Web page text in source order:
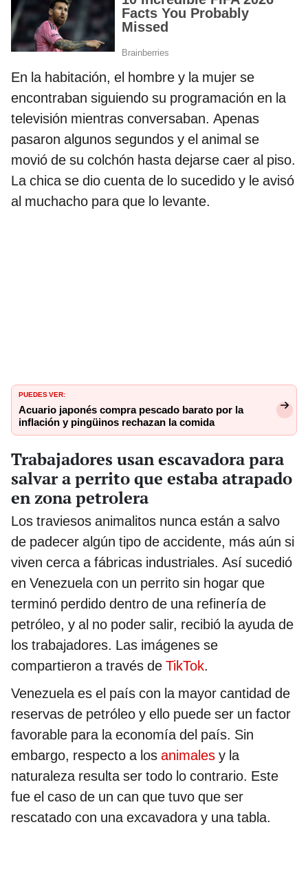
En la habitación, el hombre y la mujer se
encontraban siguiendo su programación en la
televisión mientras conversaban. Apenas
pasaron algunos segundos y el animal se
movió de su colchón hasta dejarse caer al piso.
La chica se dio cuenta de lo sucedido y le avisó
al muchacho para que lo levante.
PUEDES VER:
Acuario japonés compra pescado barato por la
inflación y pingüinos rechazan la comida
Trabajadores usan escavadora para
salvar a perrito que estaba atrapado
en zona petrolera
Los traviesos animalitos nunca están a salvo
de padecer algún tipo de accidente, más aún si
viven cerca a fábricas industriales. Así sucedió
en Venezuela con un perrito sin hogar que
terminó perdido dentro de una refinería de
petróleo, y al no poder salir, recibió la ayuda de
los trabajadores. Las imágenes se
compartieron a través de TikTok.
Venezuela es el país con la mayor cantidad de
reservas de petróleo y ello puede ser un factor
favorable para la economía del país. Sin
embargo, respecto a los animales y la
naturaleza resulta ser todo lo contrario. Este
fue el caso de un can que tuvo que ser
rescatado con una excavadora y una tabla.